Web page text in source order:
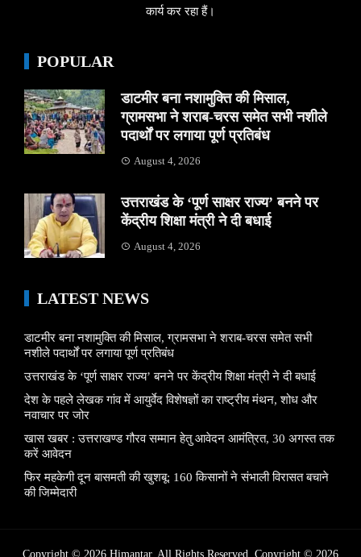
कार्य कर रहा हैं।
POPULAR
डाटमीर बना नशामुक्ति की मिसाल,
ग्रामसभा ने शराब-चरस समेत सभी नशीले
पदार्थों पर लगाया पूर्ण प्रतिबंध
August 4, 2026
उत्तराखंड के ‘पूर्ण साक्षर राज्य’ बनने पर
केंद्रीय शिक्षा मंत्री ने दी बधाई
August 4, 2026
LATEST NEWS
डाटमीर बना नशामुक्ति की मिसाल, ग्रामसभा ने शराब-चरस समेत सभी
नशीले पदार्थों पर लगाया पूर्ण प्रतिबंध
उत्तराखंड के ‘पूर्ण साक्षर राज्य’ बनने पर केंद्रीय शिक्षा मंत्री ने दी बधाई
देश के पहले लेखक गांव में आयुर्वेद विशेषज्ञों का राष्ट्रीय मंथन, शोध और
नवाचार पर जोर
खास खबर : उत्तराखण्ड गौरव सम्मान हेतु आवेदन आमंत्रित, 30 अगस्त तक
करें आवेदन
फिर महकेगी दून बासमती की खुशबू: 160 किसानों ने संभाली विरासत बचाने
की जिम्मेदारी
Copyright © 2026 Himantar. All Rights Reserved. Copyright © 2026